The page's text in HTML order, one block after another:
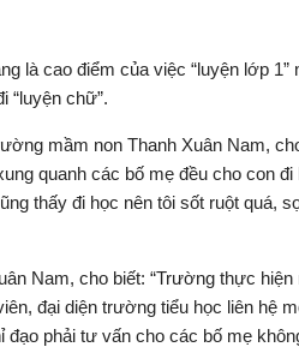
là cao điểm của việc “luyện lớp
“luyện chữ”.
mầm non Thanh Xuân Nam,
quanh các bố mẹ đều cho con
thấy đi học nên tôi sốt ruột quá,
Nam, cho biết: “Trường thực
đại diện trường tiểu học liên hệ
phải tư vấn cho các bố mẹ